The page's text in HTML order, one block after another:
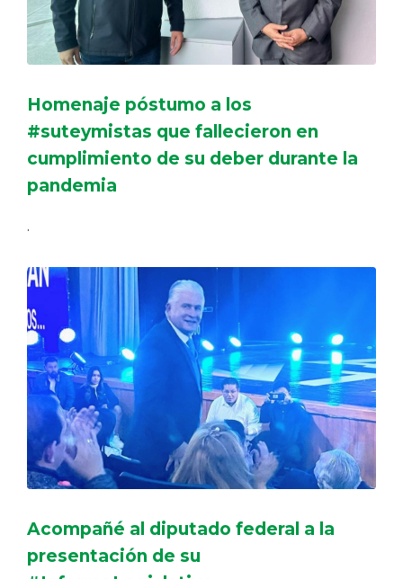
Homenaje póstumo a los
#suteymistas que fallecieron en
cumplimiento de su deber durante la
pandemia
.
Acompañé al diputado federal a la
presentación de su